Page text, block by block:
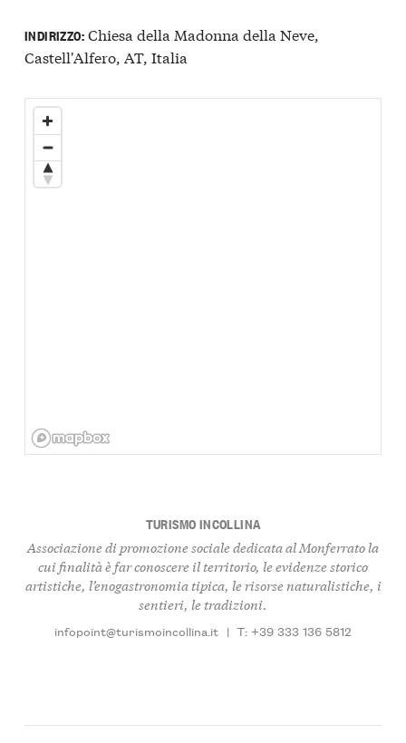
INDIRIZZO:Chiesa della Madonna della Neve,
Castell'Alfero, AT, Italia
TURISMO INCOLLINA
Associazione di promozione sociale dedicata al Monferrato la
cui finalità è far conoscere il territorio, le evidenze storico
artistiche, l’enogastronomia tipica, le risorse naturalistiche, i
sentieri, le tradizioni.
infopoint@turismoincollina.it | T: +39 333 136 5812